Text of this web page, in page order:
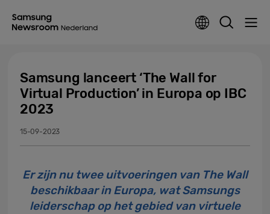
Samsung lanceert ‘The Wall for
Virtual Production’ in Europa op IBC
2023
15-09-2023
Er zijn nu twee uitvoeringen van The Wall
beschikbaar in Europa, wat Samsungs
leiderschap op het gebied van virtuele